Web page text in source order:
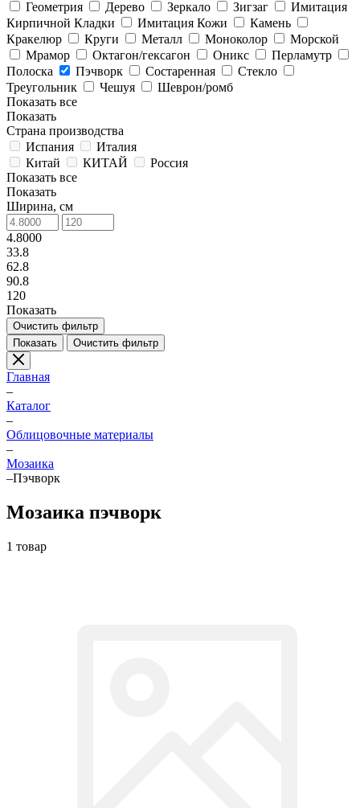
Геометрия
Дерево Зеркало Зигзаг
Имитация
Кирпичной Кладки
Имитация Кожи
Камень
Кракелюр
Круги Металл Моноколор
Морской
Мрамор
Октагон/гексагон Оникс
Перламутр
Полоска
Пэчворк Состаренная
Стекло
Треугольник
Чешуя
Шеврон/ромб
Показать все
Показать
Страна производства
Испания
Италия
Китай
КИТАЙ
Россия
Показать все
Показать
Ширина, см
4.8000
33.8
62.8
90.8
120
Показать
Очистить фильтр
Показать
Очистить фильтр
Главная
–
Каталог
–
Облицовочные материалы
–
Мозаика
–Пэчворк
Мозаика пэчворк
1 товар